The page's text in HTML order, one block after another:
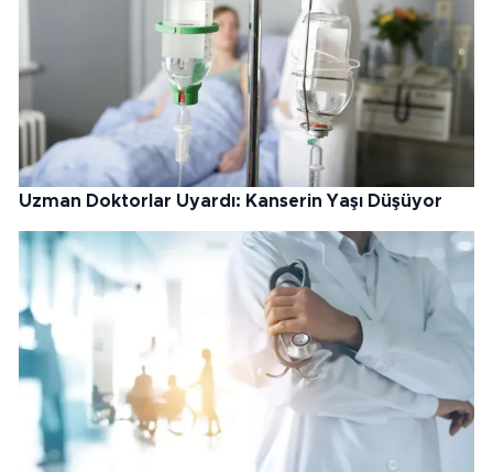
Uzman Doktorlar Uyardı: Kanserin Yaşı Düşüyor